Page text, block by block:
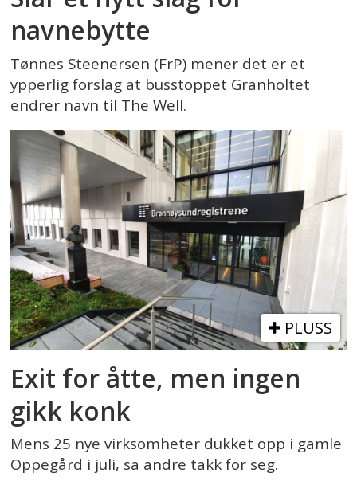
navnebytte
Tønnes Steenersen (FrP) mener det er et
ypperlig forslag at busstoppet Granholtet
endrer navn til The Well.
PLUSS
Exit for åtte, men ingen
gikk konk
Mens 25 nye virksomheter dukket opp i gamle
Oppegård i juli, sa andre takk for seg.